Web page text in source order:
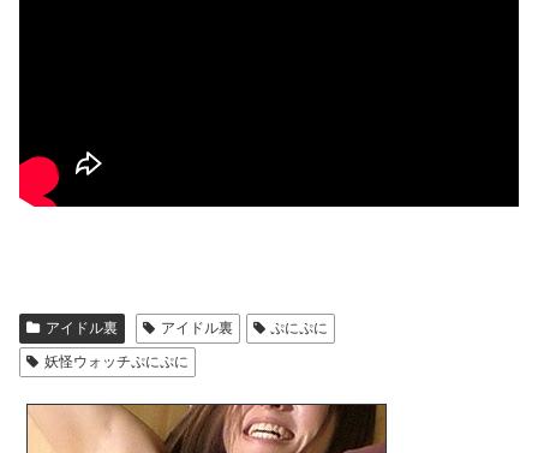
アイドル裏 アイドル裏
ぷにぷに
妖怪ウォッチぷにぷに